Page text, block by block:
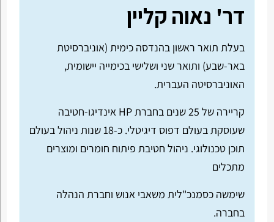
דר' נאוה קליין
בעלת תואר ראשון בהנדסה כימית (אוניברסיטת
באר-שבע) ותואר שני ושלישי בכימייה יישומית,
האוניברסיטה העברית.
קריירה של 25 שנים בחברת HP אינדיגו-חטיבה
שעוסקת בעולם דפוס דיגיטלי. כ-18 שנות ניהול בעולם
תוכן טכנולוגי. ניהול חטיבת פיתוח חומרים ומוצרים
מתכלים
שימשה כסמנכ"לית משאבי אנוש וחברת הנהלה
בחברה.